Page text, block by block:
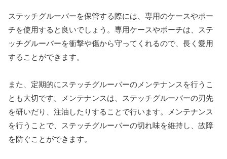
ステッチグルーバーを保管する際には、専用のケースやポー
チを使用すると良いでしょう。専用ケースやポーチは、ステ
ッチグルーバーを衝撃や傷から守ってくれるので、長く愛用
することができます。
また、定期的にステッチグルーバーのメンテナンスを行うこ
とも大切です。メンテナンスは、ステッチグルーバーの刃先
を研いだり、注油したりすることで行います。メンテナンス
を行うことで、ステッチグルーバーの切れ味を維持し、故障
を防ぐことができます。